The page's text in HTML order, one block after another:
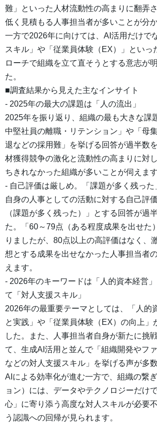
難」といった人材流動性の高まりに翻弄
低く見積もる人事担当者が多いことが分か
一方で2026年に向けては、AI活用だけで
スキル」や「従業員体験（EX）」といっ
ローチで組織を立て直そうとする意志が
た。
■調査結果から見えた主なインサイト
- 2025年の最大の課題は「人の流出」
2025年を振り返り、組織の最も大きな課
中堅社員の離職・リテンション」や「母
退などの採用難」を挙げる回答が過半数
材獲得競争の激化と流動性の高まりに対
ちきれなかった組織が多いことが伺えます
- 自己評価は厳しめ。「課題が多く残った
自身の人事としての活動に対する自己評
（課題が多く残った）」とする回答が過
た。「60～79点（ある程度成果を出せた
りましたが、80点以上の高評価はなく、
想とする成果を出せなかった人事担当者
えます。
- 2026年のキーワードは「人的資本経営
て「対人支援スキル」
2026年の最重要テーマとしては、「人的
と実践」や「従業員体験（EX）の向上」
した。また、人事担当者自身が新たに挑
て、生成AI活用と並んで「組織開発やフ
などの対人支援スキル」を挙げる声が多
AIによる効率化が進む一方で、組織の繋
ョン）には、データやテクノロジーだけ
心」に寄り添う高度な対人スキルが必要
う認識への回帰が見られます。